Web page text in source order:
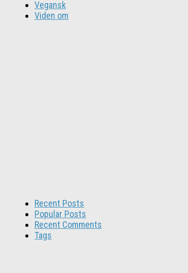
Vegansk
Viden om
Recent Posts
Popular Posts
Recent Comments
Tags